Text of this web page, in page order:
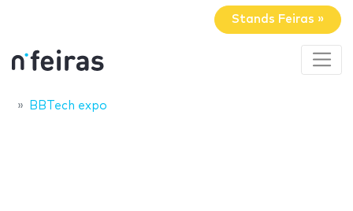
Stands Feiras »
BBTech expo